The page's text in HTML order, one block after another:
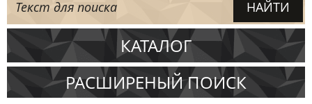
КАТАЛОГ
Испания
РАСШИРЕНЫЙ ПОИСК